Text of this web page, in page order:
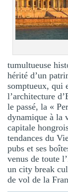
tumultueuse
hérité d’un
somptueux, qui
l’architecture
le passé, la «
dynamique à la
capitale
tendances du
pubs et ses
venus de toute
un city break
de vol de la